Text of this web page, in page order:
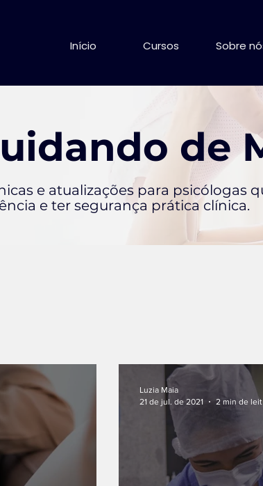
Início Cursos Sobre
de
e atualizações para psicólogas
e ter segurança prática clínica.
Luzia Maia
21 de jul. de 2021
2 min de